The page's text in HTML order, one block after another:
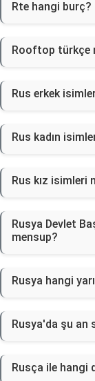
Rte hangi burç?
Rooftop türkçe
Rus erkek
Rus kadın
Rus kız isimleri
Rusya Devlet
mensup?
Rusya hangi
Rusya'da şu an
Rusça ile hangi